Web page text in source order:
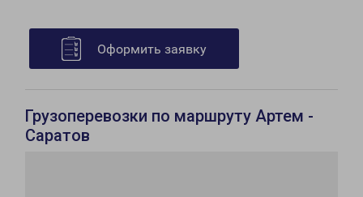
Оформить заявку
Грузоперевозки по маршруту Артем -
Саратов